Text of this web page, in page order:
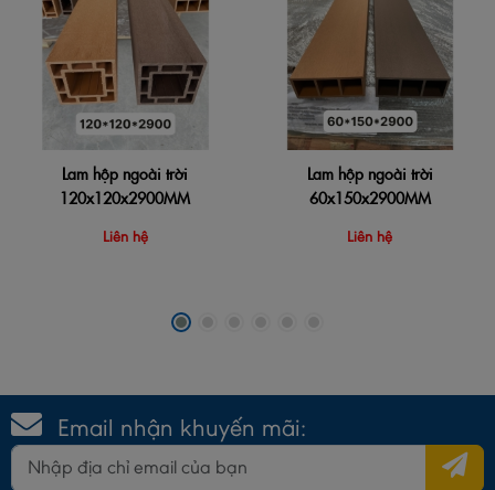
Lam hộp ngoài trời
120x120x2900MM
Liên hệ
Lam hộp ngoài trời
60x150x2900MM
Liên hệ
Email nhận khuyến mãi: